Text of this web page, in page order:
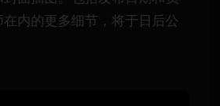
内的更多细节，将于日后公